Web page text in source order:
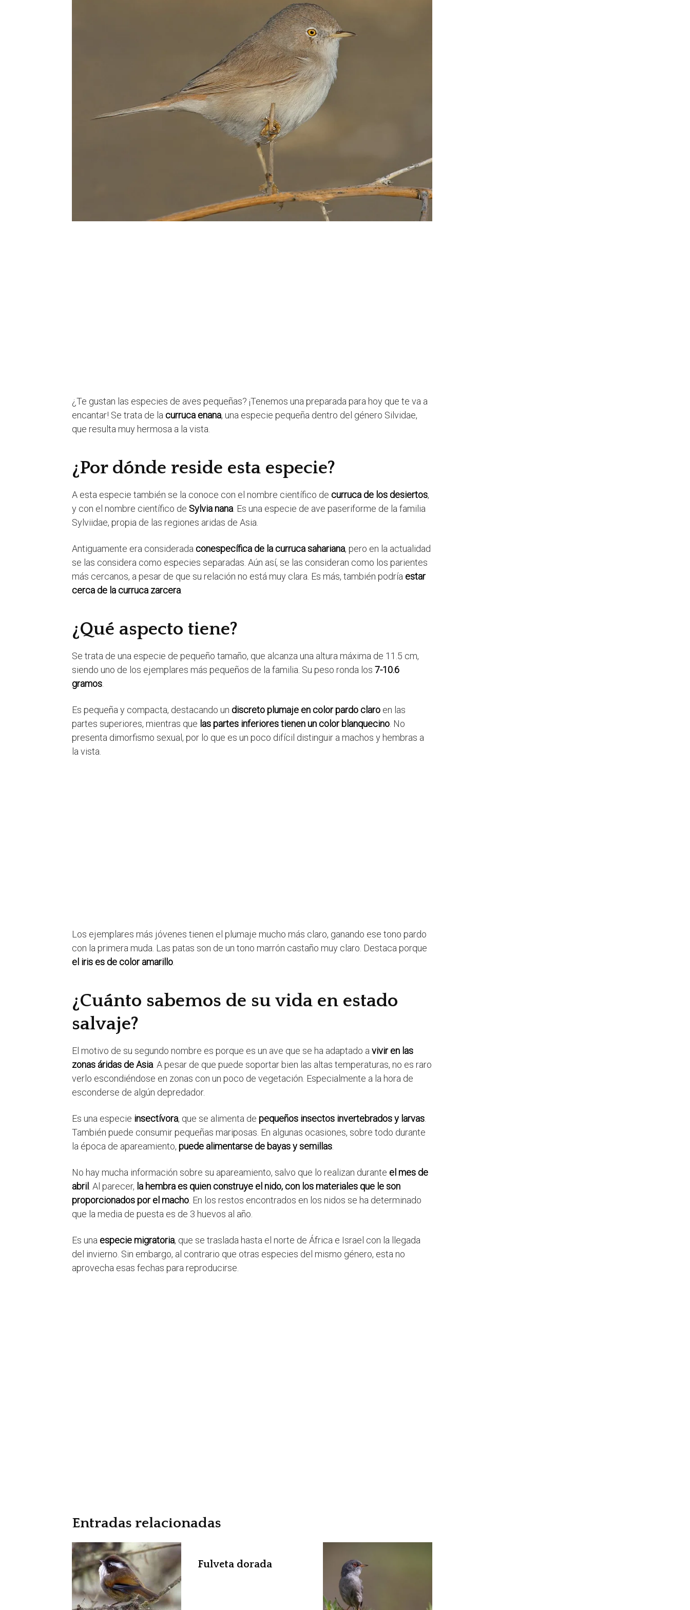
¿Te gustan las especies de aves pequeñas? ¡Tenemos una preparada para hoy que te va a
encantar! Se trata de la curruca enana, una especie pequeña dentro del género Silvidae,
que resulta muy hermosa a la vista.
¿Por dónde reside esta especie?
A esta especie también se la conoce con el nombre científico de curruca de los desiertos,
y con el nombre científico de Sylvia nana . Es una especie de ave paseriforme de la familia
Sylviidae, propia de las regiones aridas de Asia.
Antiguamente era considerada conespecífica de la curruca sahariana, pero en la actualidad
se las considera como especies separadas. Aún así, se las consideran como los parientes
más cercanos, a pesar de que su relación no está muy clara. Es más, también podría estar
cerca de la curruca zarcera
¿Qué aspecto tiene?
Se trata de una especie de pequeño tamaño, que alcanza una altura máxima de 11.5 cm,
siendo uno de los ejemplares más pequeños de la familia. Su peso ronda los 7-10.6
gramos
Es pequeña y compacta, destacando un discreto plumaje en color pardo claro en las
partes superiores, mientras que las partes inferiores tienen un color blanquecino . No
presenta dimorfismo sexual, por lo que es un poco difícil distinguir a machos y hembras a
la vista.
Los ejemplares más jóvenes tienen el plumaje mucho más claro, ganando ese tono pardo
con la primera muda. Las patas son de un tono marrón castaño muy claro. Destaca porque
el iris es de color amarillo
¿Cuánto sabemos de su vida en estado
salvaje?
El motivo de su segundo nombre es porque es un ave que se ha adaptado a vivir en las
zonas áridas de Asia . A pesar de que puede soportar bien las altas temperaturas, no es raro
verlo escondiéndose en zonas con un poco de vegetación. Especialmente a la hora de
esconderse de algún depredador.
Es una especie insectívora, que se alimenta de pequeños insectos invertebrados y larvas
También puede consumir pequeñas mariposas. En algunas ocasiones, sobre todo durante
la época de apareamiento, puede alimentarse de bayas y semillas
No hay mucha información sobre su apareamiento, salvo que lo realizan durante el mes de
abril . Al parecer, la hembra es quien construye el nido, con los materiales que le son
proporcionados por el macho . En los restos encontrados en los nidos se ha determinado
que la media de puesta es de 3 huevos al año.
Es una especie migratoria, que se traslada hasta el norte de África e Israel con la llegada
del invierno. Sin embargo, al contrario que otras especies del mismo género, esta no
aprovecha esas fechas para reproducirse.
Entradas relacionadas
Fulveta dorada